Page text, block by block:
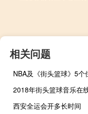
相关问题
西安全运会开多长时间